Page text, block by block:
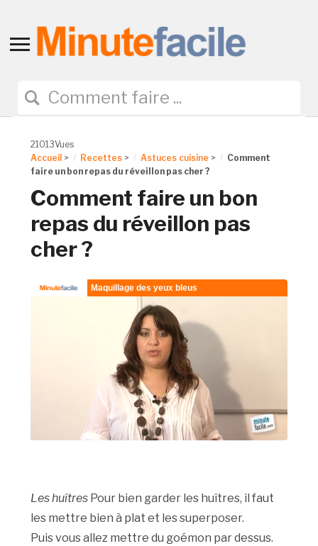
Toggle
navigation
21013Vues
Accueil > Recettes > Astuces cuisine >
Comment
faire un bon repas du réveillon pas cher ?
Comment faire un bon
repas du réveillon pas
cher ?
Les huîtres Pour bien garder les huîtres, il faut
les mettre bien à plat et les superposer.
Puis vous allez mettre du goémon par dessus.